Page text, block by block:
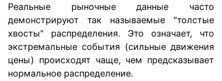
Реальные рыночные данные часто
демонстрируют так называемые "толстые
хвосты" распределения. Это означает, что
экстремальные события (сильные движения
цены) происходят чаще, чем предсказывает
нормальное распределение.